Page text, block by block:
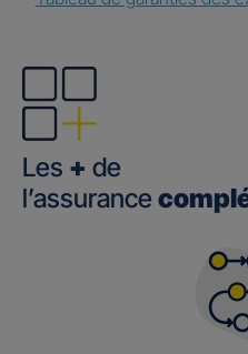
Les + de
l’assurance